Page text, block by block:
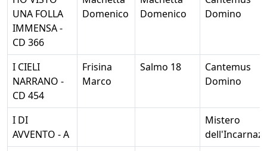
UNA FOLLA
IMMENSA -
CD 366
Domenico
Domenico
Domino
I CIELI
NARRANO -
CD 454
Frisina
Marco
Salmo 18
Cantemus
Domino
I DI
AVVENTO - A
Mistero